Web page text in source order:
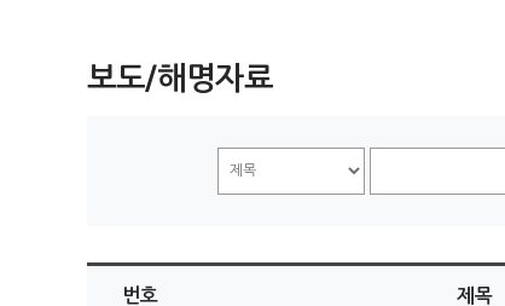
보도/해명자료
번호 제목